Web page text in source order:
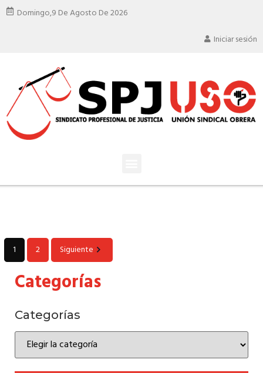
Domingo,9 De Agosto De 2026
Iniciar sesión
1 2 Siguiente
Categorías
Categorías